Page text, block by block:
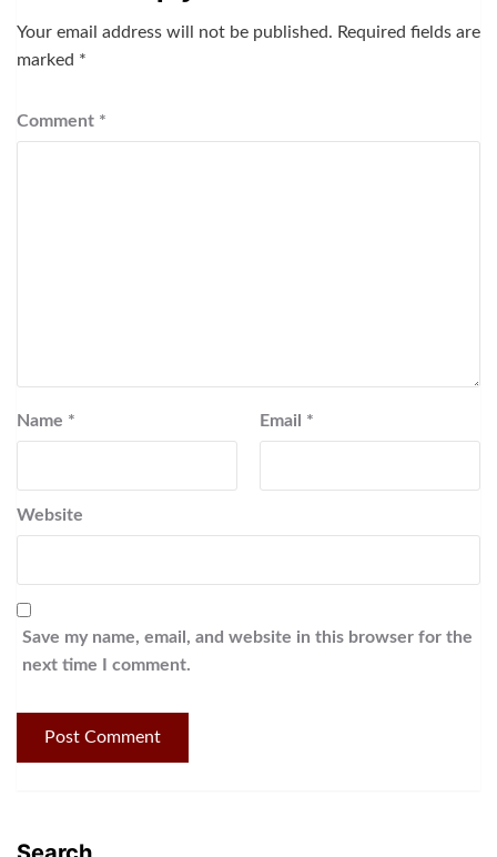
Your email address will not be published. Required fields are
marked *
Comment *
Name * Email *
Website
Save my name, email, and website in this browser for the
next time I comment.